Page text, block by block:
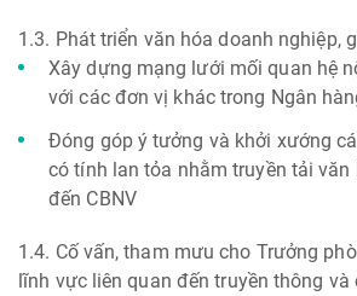
1.3. Phát triển văn hóa doanh nghiệp,
Xây dựng mạng lưới mối quan hệ
với các đơn vị khác trong Ngân
Đóng góp ý tưởng và khởi xướng
có tính lan tỏa nhằm truyền tải văn
đến CBNV
1.4. Cố vấn, tham mưu cho Trưởng
lĩnh vực liên quan đến truyền thông